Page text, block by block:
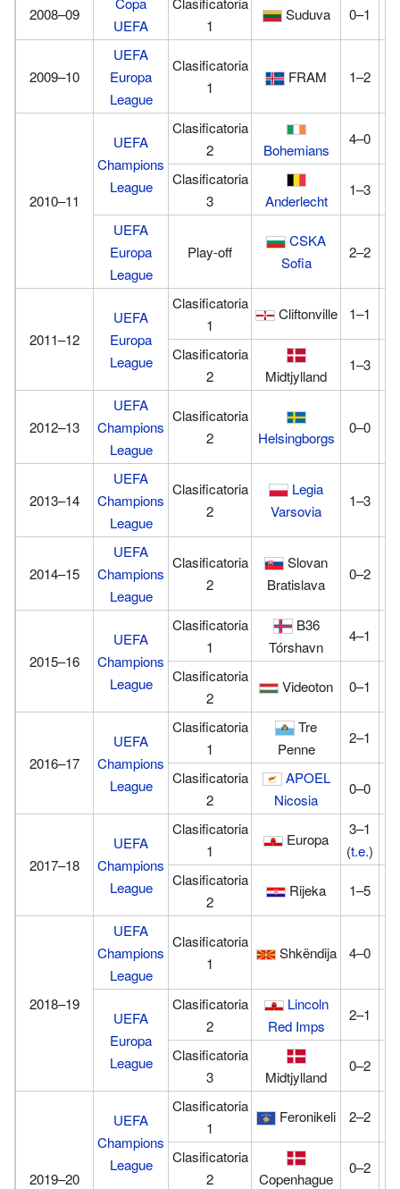
2008–09
UEFA
1
Suduva 0–1
2009–10
UEFA
Europa
League
Clasificatoria
1
FRAM 1–2
2010–11
UEFA
Champions
League
Clasificatoria
2
Bohemians
4–0
Clasificatoria
3
Anderlecht
1–3
UEFA
Europa
League
Play-off
CSKA
Sofia
2–2
2011–12
UEFA
Europa
League
Clasificatoria
1
Cliftonville 1–1
Clasificatoria
2
Midtjylland
1–3
2012–13
UEFA
Champions
League
Clasificatoria
2
Helsingborgs
0–0
2013–14
UEFA
Champions
League
Clasificatoria
2
Legia
Varsovia
1–3
2014–15
UEFA
Champions
League
Clasificatoria
2
Slovan
Bratislava
0–2
2015–16
UEFA
Champions
League
Clasificatoria
1
B36
Tórshavn
4–1
Clasificatoria
2
Videoton 0–1
2016–17
UEFA
Champions
League
Clasificatoria
1
Tre
Penne
2–1
Clasificatoria
2
APOEL
Nicosia
0–0
2017–18
UEFA
Champions
League
Clasificatoria
1
Europa
3–1
(t.e.)
Clasificatoria
2
Rijeka 1–5
2018–19
UEFA
Champions
League
Clasificatoria
1
Shkëndija 4–0
UEFA
Europa
League
Clasificatoria
2
Lincoln
Red Imps
2–1
Clasificatoria
3
Midtjylland
0–2
2019–20
UEFA
Champions
League
Clasificatoria
1
Feronikeli 2–2
Clasificatoria
2
Copenhague
0–2